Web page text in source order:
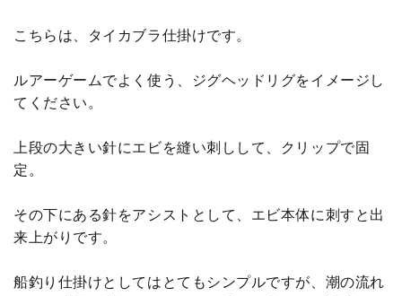
こちらは、タイカブラ仕掛けです。
ルアーゲームでよく使う、ジグヘッドリグをイメージし
てください。
上段の大きい針にエビを縫い刺しして、クリップで固
定。
その下にある針をアシストとして、エビ本体に刺すと出
来上がりです。
船釣り仕掛けとしてはとてもシンプルですが、潮の流れ